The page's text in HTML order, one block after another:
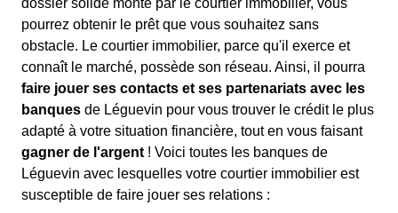
dossier solide monté par le courtier immobilier, vous
pourrez obtenir le prêt que vous souhaitez sans
obstacle. Le courtier immobilier, parce qu'il exerce et
connaît le marché, possède son réseau. Ainsi, il pourra
faire jouer ses contacts et ses partenariats avec les
banques de Léguevin pour vous trouver le crédit le plus
adapté à votre situation financière, tout en vous faisant
gagner de l'argent ! Voici toutes les banques de
Léguevin avec lesquelles votre courtier immobilier est
susceptible de faire jouer ses relations :